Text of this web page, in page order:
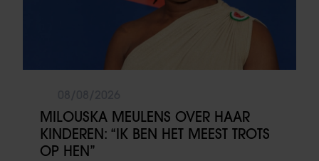
MILOUSKA MEULENS OVER HAAR
KINDEREN: “IK BEN HET MEEST TROTS
OP HEN”